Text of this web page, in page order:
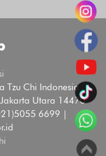
Tzu Chi Indonesia
Utara 14470
6699 |